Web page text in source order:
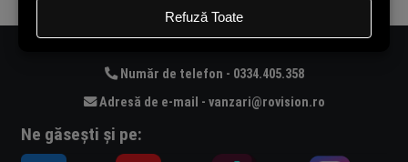
Număr de telefon - 0334.405.358
Adresă de e-mail - vanzari@rovision.ro
Ne găsești și pe: